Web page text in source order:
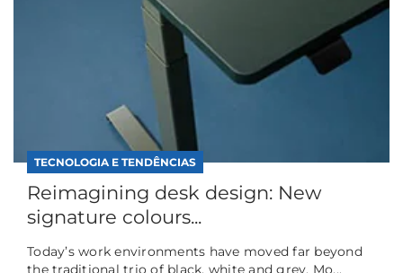
TECNOLOGIA E TENDÊNCIAS
Reimagining desk design: New
signature colours...
Today’s work environments have moved far beyond
the traditional trio of black, white and grey. Mo...